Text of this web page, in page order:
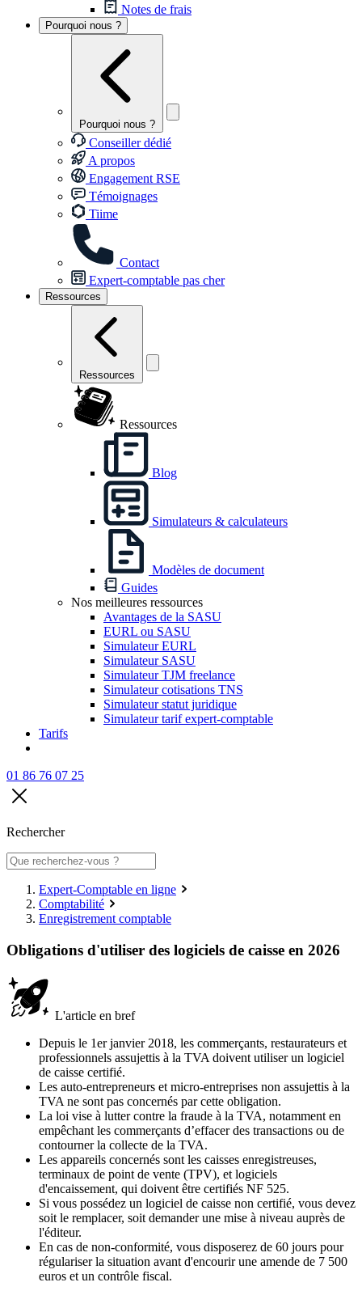
Notes de frais
Pourquoi nous ?
Pourquoi nous ?
Conseiller dédié
A propos
Engagement RSE
Témoignages
Tiime
Contact
Expert-comptable pas cher
Ressources
Ressources
Ressources
Blog
Simulateurs & calculateurs
Modèles de document
Guides
Nos meilleures ressources
Avantages de la SASU
EURL ou SASU
Simulateur EURL
Simulateur SASU
Simulateur TJM freelance
Simulateur cotisations TNS
Simulateur statut juridique
Simulateur tarif expert-comptable
Tarifs
01 86 76 07 25
Rechercher
Expert-Comptable en ligne
Comptabilité
Enregistrement comptable
Obligations d'utiliser des logiciels de caisse en 2026
L'article en bref
Depuis le 1er janvier 2018, les commerçants, restaurateurs et
professionnels assujettis à la TVA doivent utiliser un logiciel
de caisse certifié.
Les auto-entrepreneurs et micro-entreprises non assujettis à la
TVA ne sont pas concernés par cette obligation.
La loi vise à lutter contre la fraude à la TVA, notamment en
empêchant les commerçants d’effacer des transactions ou de
contourner la collecte de la TVA.
Les appareils concernés sont les caisses enregistreuses,
terminaux de point de vente (TPV), et logiciels
d'encaissement, qui doivent être certifiés NF 525.
Si vous possédez un logiciel de caisse non certifié, vous devez
soit le remplacer, soit demander une mise à niveau auprès de
l'éditeur.
En cas de non-conformité, vous disposerez de 60 jours pour
régulariser la situation avant d'encourir une amende de 7 500
euros et un contrôle fiscal.